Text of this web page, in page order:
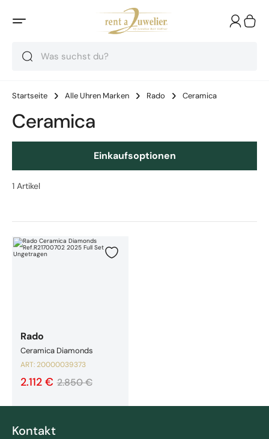
Suche
Suche
Startseite Alle Uhren Marken Rado Ceramica
Ceramica
Einkaufsoptionen
1 Artikel
Rado
Ceramica Diamonds
Zur Wunschliste hinzufügen
ART:20000039373
2.850 €
2.112 €
Rado Ceramica Diamonds Ref.R21700702 2025 Full Set Ungetragen
Kontakt